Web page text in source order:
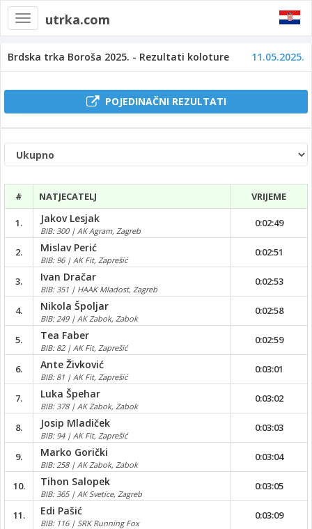
Toggle
navigation
utrka.com
Brdska trka Boroša 2025. - Rezultati koloture 11.05.2025.
POJEDINAČNI REZULTATI
# NATJECATELJ VRIJEME
1. Jakov Lesjak
BIB: 300 | AK Agram, Zagreb
0:02:49
2. Mislav Perić
BIB: 96 | AK Fit, Zaprešić
0:02:51
3. Ivan Dračar
BIB: 351 | HAAK Mladost, Zagreb
0:02:53
4. Nikola Špoljar
BIB: 249 | AK Zabok, Zabok
0:02:58
5. Tea Faber
BIB: 82 | AK Fit, Zaprešić
0:02:59
6. Ante Živković
BIB: 81 | AK Fit, Zaprešić
0:03:01
7. Luka Špehar
BIB: 378 | AK Zabok, Zabok
0:03:02
8. Josip Mladiček
BIB: 94 | AK Fit, Zaprešić
0:03:03
9. Marko Gorički
BIB: 258 | AK Zabok, Zabok
0:03:04
10. Tihon Salopek
BIB: 365 | AK Svetice, Zagreb
0:03:05
11. Edi Pašić
BIB: 116 | SRK Running Fox
0:03:09